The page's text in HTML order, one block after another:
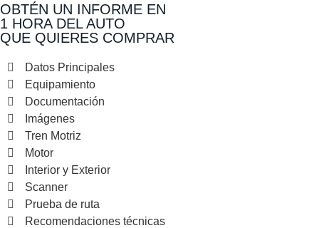
OBTÉN UN INFORME EN
1 HORA DEL AUTO
QUE QUIERES COMPRAR
Datos Principales
Equipamiento
Documentación
Imágenes
Tren Motriz
Motor
Interior y Exterior
Scanner
Prueba de ruta
Recomendaciones técnicas